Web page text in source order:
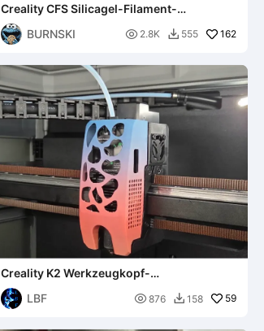
Creality CFS Silicagel-Filament-
Trocknerbox mit zentraler Montage
BURNSKI
 2.8K  555 162
Creality K2 Werkzeugkopf-
Abdeckungsöffnungen
LBF
 876  158 59